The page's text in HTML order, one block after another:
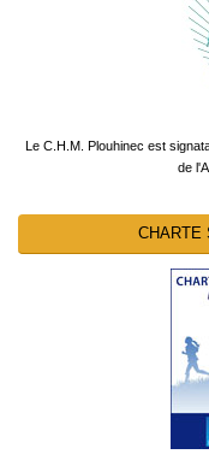
Le C.H.M. Plouhinec est
de
CHARTE